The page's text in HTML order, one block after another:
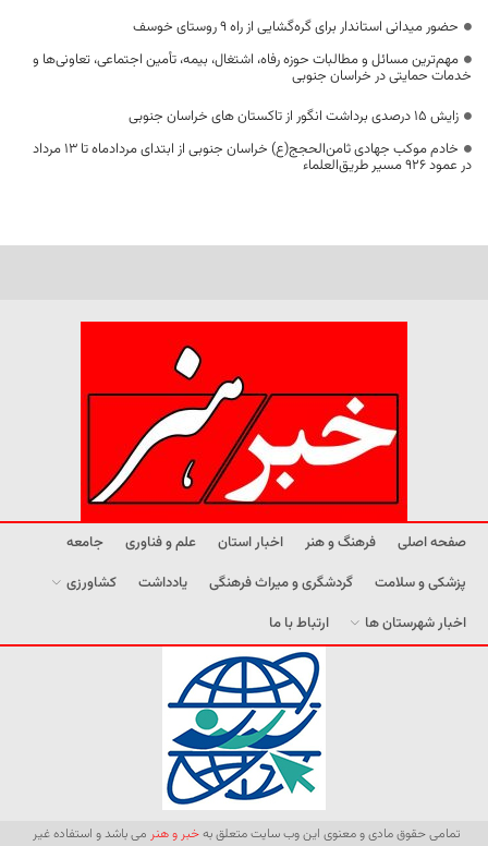
حضور میدانی استاندار برای گره‌گشایی از راه ۹ روستای خوسف
مهم‌ترین مسائل و مطالبات حوزه رفاه، اشتغال، بیمه، تأمین اجتماعی، تعاونی‌ها و
خدمات حمایتی در خراسان جنوبی
زایش ۱۵ درصدی برداشت انگور از تاکستان های خراسان جنوبی
خادم موکب جهادی ثامن‌الحجج(ع) خراسان جنوبی از ابتدای مردادماه تا ۱۳ مرداد
در عمود ۹۲۶ مسیر طریق‌العلماء
صفحه اصلی فرهنگ و هنر اخبار استان علم و فناوری
جامعه
پزشکی و سلامت
گردشگری و میراث فرهنگی یادداشت
کشاورزی
اخبار شهرستان ها
ارتباط با ما
تمامی حقوق مادی و معنوی این وب سایت متعلق بهخبر و هنر می باشد و استفاده غیر